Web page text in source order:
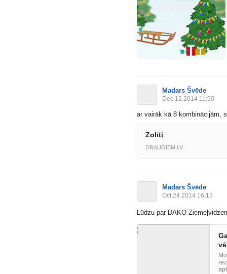
Madars Švēde
Dec 12 2014 11:50
ar vairāk kā 8 kombinācijām,
Zolīti
DRAUGIEM.LV
Madars Švēde
Oct 24 2014 16:13
Lūdzu par DAKO